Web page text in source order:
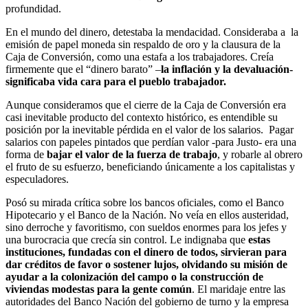
profundidad.
En el mundo del dinero, detestaba la mendacidad. Consideraba a la
emisión de papel moneda sin respaldo de oro y la clausura de la
Caja de Conversión, como una estafa a los trabajadores. Creía
firmemente que el “dinero barato” –la inflación y la devaluación-
significaba vida cara para el pueblo trabajador.
Aunque consideramos que el cierre de la Caja de Conversión era
casi inevitable producto del contexto histórico, es entendible su
posición por la inevitable pérdida en el valor de los salarios. Pagar
salarios con papeles pintados que perdían valor -para Justo- era una
forma de bajar el valor de la fuerza de trabajo, y robarle al obrero
el fruto de su esfuerzo, beneficiando únicamente a los capitalistas y
especuladores.
Posó su mirada crítica sobre los bancos oficiales, como el Banco
Hipotecario y el Banco de la Nación. No veía en ellos austeridad,
sino derroche y favoritismo, con sueldos enormes para los jefes y
una burocracia que crecía sin control. Le indignaba que estas
instituciones, fundadas con el dinero de todos, sirvieran para
dar créditos de favor o sostener lujos, olvidando su misión de
ayudar a la colonización del campo o la construcción de
viviendas modestas para la gente común. El maridaje entre las
autoridades del Banco Nación del gobierno de turno y la empresa